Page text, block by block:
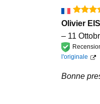
Olivier
– 11
l'originale
Bonne